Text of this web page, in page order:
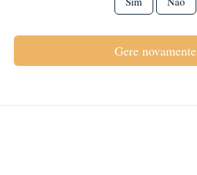
Gere novamente